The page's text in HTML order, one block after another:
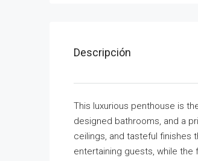
Descripción
This luxurious penthouse is
designed bathrooms, and a
ceilings, and tasteful finishes
entertaining guests, while